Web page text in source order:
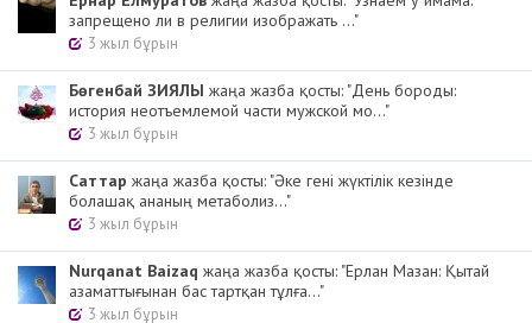
запрещено ли в религии изображать ..."
3 жыл бұрын
Бөгенбай ЗИЯЛЫ жаңа жазба қосты: "День бороды:
история неотъемлемой части мужской мо..."
3 жыл бұрын
Cаттар жаңа жазба қосты: "Әке гені жүктілік кезінде
болашақ ананың метаболиз..."
3 жыл бұрын
Nurqanat Baizaq жаңа жазба қосты: "Ерлан Мазан: Қытай
азаматтығынан бас тартқан тұлға..."
3 жыл бұрын